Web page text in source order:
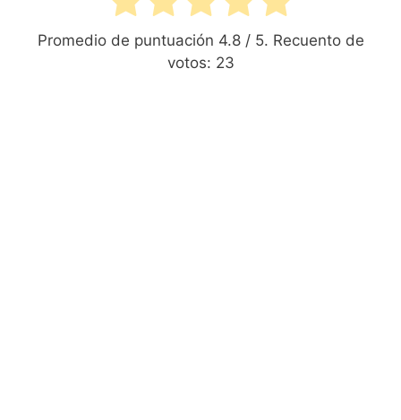
Promedio de puntuación 4.8/ 5. Recuento de
votos: 23